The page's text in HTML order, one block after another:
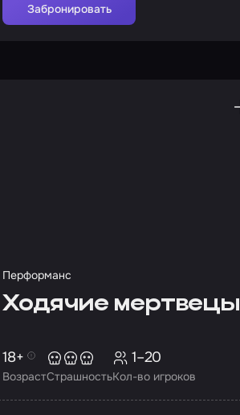
Забронировать
Перформанс
Ходячие мертвецы
Возраст
18+
СтрашностьКол-во игроков
1–20